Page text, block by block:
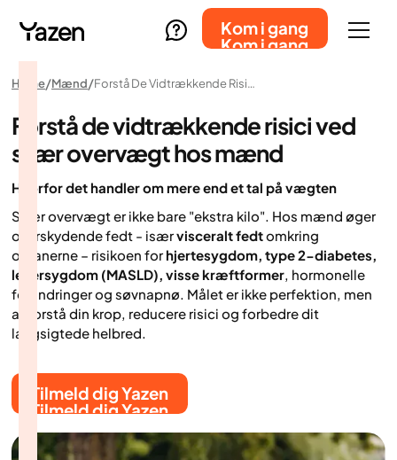
Kom i gang
Kom i gang
Home Mænd Forstå De Vidtrækkende Risici Ved Svær Overvægt Hos Mænd
Forstå de vidtrækkende risici ved
svær overvægt hos mænd
Hvorfor det handler om mere end et tal på vægten
Svær overvægt er ikke bare "ekstra kilo". Hos mænd øger
overskydende fedt - isærvisceralt fedtomkring
organerne – risikoen forhjertesygdom, type 2-diabetes,
leversygdom (MASLD), visse kræftformer, hormonelle
forandringer og søvnapnø. Målet er ikke perfektion, men
at forstå din krop, reducere risici og forbedre dit
langsigtede helbred.
Tilmeld dig Yazen
Tilmeld dig Yazen